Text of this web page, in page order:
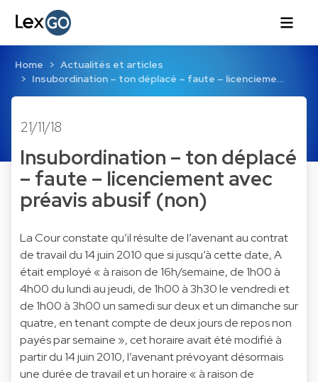
Home
Actualités et articles
Insubordination – ton déplacé – faute – licencieme…
21/11/18
Insubordination – ton déplacé
– faute – licenciement avec
préavis abusif (non)
La Cour constate qu’il résulte de l’avenant au contrat
de travail du 14 juin 2010 que si jusqu’à cette date, A
était employé « à raison de 16h/semaine, de 1h00 à
4h00 du lundi au jeudi, de 1h00 à 3h30 le vendredi et
de 1h00 à 3h00 un samedi sur deux et un dimanche sur
quatre, en tenant compte de deux jours de repos non
payés par semaine », cet horaire avait été modifié à
partir du 14 juin 2010, l’avenant prévoyant désormais
une durée de travail et un horaire « à raison de